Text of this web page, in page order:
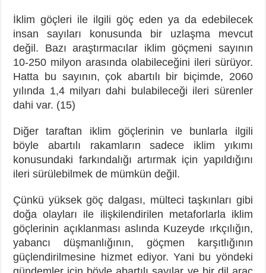
İklim göçleri ile ilgili göç eden ya da edebilecek
insan sayıları konusunda bir uzlaşma mevcut
değil. Bazı araştırmacılar iklim göçmeni sayının
10-250 milyon arasında olabileceğini ileri sürüyor.
Hatta bu sayının, çok abartılı bir biçimde, 2060
yılında 1,4 milyarı dahi bulabileceği ileri sürenler
dahi var. (15)
Diğer taraftan iklim göçlerinin ve bunlarla ilgili
böyle abartılı rakamların sadece iklim yıkımı
konusundaki farkındalığı artırmak için yapıldığını
ileri sürülebilmek de mümkün değil.
Çünkü yüksek göç dalgası, mülteci taşkınları gibi
doğa olayları ile ilişkilendirilen metaforlarla iklim
göçlerinin açıklanması aslında Kuzeyde ırkçılığın,
yabancı düşmanlığının, göçmen karşıtlığının
güçlendirilmesine hizmet ediyor. Yani bu yöndeki